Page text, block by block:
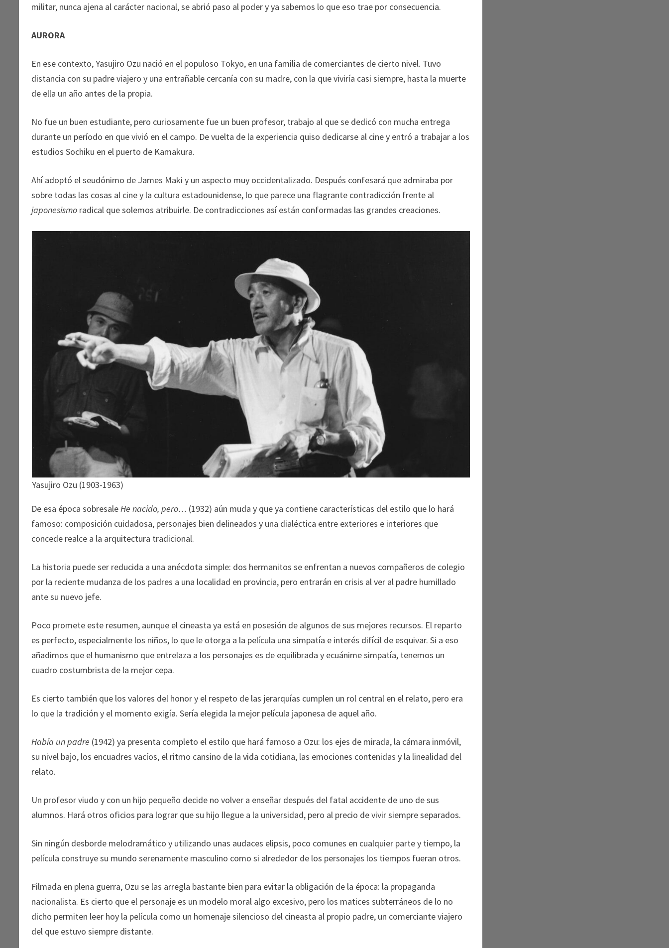
militar, nunca ajena al carácter nacional, se abrió paso al poder y ya sabemos lo que eso trae por consecuencia.
AURORA
En ese contexto, Yasujiro Ozu nació en el populoso Tokyo, en una familia de comerciantes de cierto nivel. Tuvo
distancia con su padre viajero y una entrañable cercanía con su madre, con la que viviría casi siempre, hasta la muerte
de ella un año antes de la propia.
No fue un buen estudiante, pero curiosamente fue un buen profesor, trabajo al que se dedicó con mucha entrega
durante un período en que vivió en el campo. De vuelta de la experiencia quiso dedicarse al cine y entró a trabajar a los
estudios Sochiku en el puerto de Kamakura.
Ahí adoptó el seudónimo de James Maki y un aspecto muy occidentalizado. Después confesará que admiraba por
sobre todas las cosas al cine y la cultura estadounidense, lo que parece una flagrante contradicción frente al
japonesismo radical que solemos atribuirle. De contradicciones así están conformadas las grandes creaciones.
Yasujiro Ozu (1903-1963)
De esa época sobresale He nacido, pero… (1932) aún muda y que ya contiene características del estilo que lo hará
famoso: composición cuidadosa, personajes bien delineados y una dialéctica entre exteriores e interiores que
concede realce a la arquitectura tradicional.
La historia puede ser reducida a una anécdota simple: dos hermanitos se enfrentan a nuevos compañeros de colegio
por la reciente mudanza de los padres a una localidad en provincia, pero entrarán en crisis al ver al padre humillado
ante su nuevo jefe.
Poco promete este resumen, aunque el cineasta ya está en posesión de algunos de sus mejores recursos. El reparto
es perfecto, especialmente los niños, lo que le otorga a la película una simpatía e interés difícil de esquivar. Si a eso
añadimos que el humanismo que entrelaza a los personajes es de equilibrada y ecuánime simpatía, tenemos un
cuadro costumbrista de la mejor cepa.
Es cierto también que los valores del honor y el respeto de las jerarquías cumplen un rol central en el relato, pero era
lo que la tradición y el momento exigía. Sería elegida la mejor película japonesa de aquel año.
Había un padre (1942) ya presenta completo el estilo que hará famoso a Ozu: los ejes de mirada, la cámara inmóvil,
su nivel bajo, los encuadres vacíos, el ritmo cansino de la vida cotidiana, las emociones contenidas y la linealidad del
relato.
Un profesor viudo y con un hijo pequeño decide no volver a enseñar después del fatal accidente de uno de sus
alumnos. Hará otros oficios para lograr que su hijo llegue a la universidad, pero al precio de vivir siempre separados.
Sin ningún desborde melodramático y utilizando unas audaces elipsis, poco comunes en cualquier parte y tiempo, la
película construye su mundo serenamente masculino como si alrededor de los personajes los tiempos fueran otros.
Filmada en plena guerra, Ozu se las arregla bastante bien para evitar la obligación de la época: la propaganda
nacionalista. Es cierto que el personaje es un modelo moral algo excesivo, pero los matices subterráneos de lo no
dicho permiten leer hoy la película como un homenaje silencioso del cineasta al propio padre, un comerciante viajero
del que estuvo siempre distante.